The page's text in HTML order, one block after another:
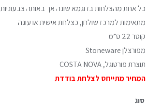
כל אחת מהצלחות בדוגמא שונה אך באותה צבעוניות
מתאימות למרכז שולחן, כצלחת אישית או עוגה
קוטר 22 ס”מ
מפורצלן Stoneware
תוצרת פורטוגל, COSTA NOVA
המחיר מתייחס לצלחת בודדת
סוג